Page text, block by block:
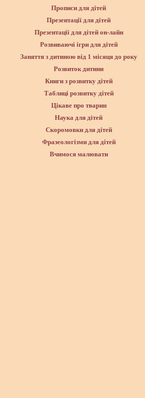
Прописи для дітей
Презентації для дітей
Презентації для дітей он-лайн
Розвиваючі ігри для дітей
Заняття з дитиною від 1 місяця до року
Розвиток дитини
Книги з розвитку дітей
Таблиці розвитку дітей
Цікаве про тварин
Наука для дітей
Скоромовки для дітей
Фразеологізми для дітей
Вчимося малювати